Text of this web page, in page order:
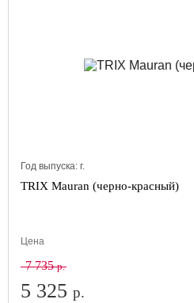
Год выпуска: г.
TRIX Mauran (черно-красный)
Цена
7 735р.
5 325 р.